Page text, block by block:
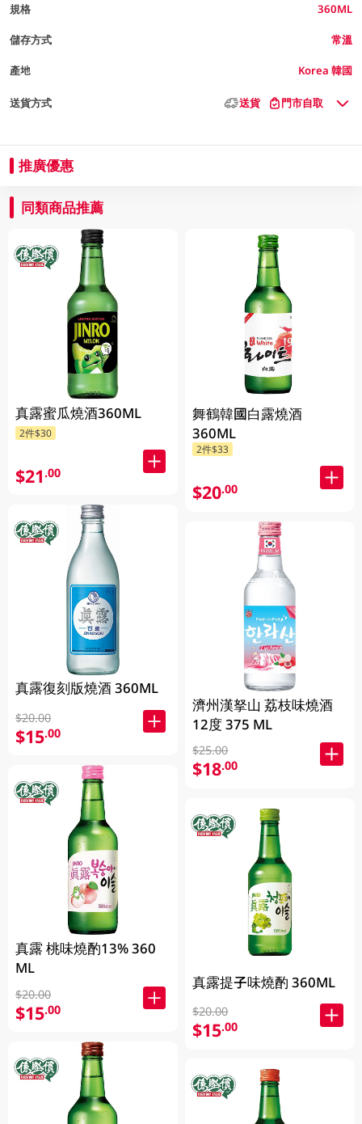
規格 360ML
儲存方式 常溫
產地 Korea 韓國
送貨方式 送貨 門市自取
推廣優惠
同類商品推薦
真露蜜瓜燒酒360ML
2件$30
$21.00
真露復刻版燒酒 360ML
$20.00
$15.00
真露 桃味燒酌13% 360
ML
$20.00
$15.00
舞鶴韓國白露燒酒
360ML
2件$33
$20.00
濟州漢拏山 荔枝味燒酒
12度 375 ML
$25.00
$18.00
真露提子味燒酌 360ML
$20.00
$15.00